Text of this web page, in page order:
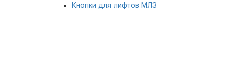
Кнопки для лифтов МЛЗ